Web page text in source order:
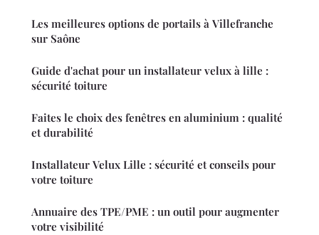
Les meilleures options de portails à Villefranche
sur Saône
Guide d'achat pour un installateur velux à lille :
sécurité toiture
Faites le choix des fenêtres en aluminium : qualité
et durabilité
Installateur Velux Lille : sécurité et conseils pour
votre toiture
Annuaire des TPE/PME : un outil pour augmenter
votre visibilité